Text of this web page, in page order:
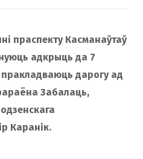
праспекту Касманаўтаў
адкрыць да 7
дарогу ад
Забалаць,
Каранік.